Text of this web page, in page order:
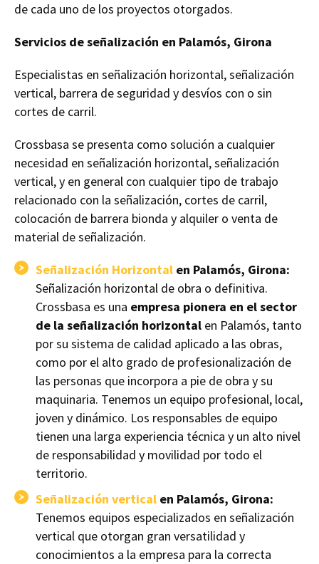
de cada uno de los proyectos otorgados.
Servicios de señalización en Palamós, Girona
Especialistas en señalización horizontal, señalización
vertical, barrera de seguridad y desvíos con o sin
cortes de carril.
Crossbasa se presenta como solución a cualquier
necesidad en señalización horizontal, señalización
vertical, y en general con cualquier tipo de trabajo
relacionado con la señalización, cortes de carril,
colocación de barrera bionda y alquiler o venta de
material de señalización.
Señalización Horizontal en Palamós, Girona:
Señalización horizontal de obra o definitiva.
Crossbasa es una empresa pionera en el sector
de la señalización horizontal en Palamós, tanto
por su sistema de calidad aplicado a las obras,
como por el alto grado de profesionalización de
las personas que incorpora a pie de obra y su
maquinaria. Tenemos un equipo profesional, local,
joven y dinámico. Los responsables de equipo
tienen una larga experiencia técnica y un alto nivel
de responsabilidad y movilidad por todo el
territorio.
Señalización vertical en Palamós, Girona:
Tenemos equipos especializados en señalización
vertical que otorgan gran versatilidad y
conocimientos a la empresa para la correcta